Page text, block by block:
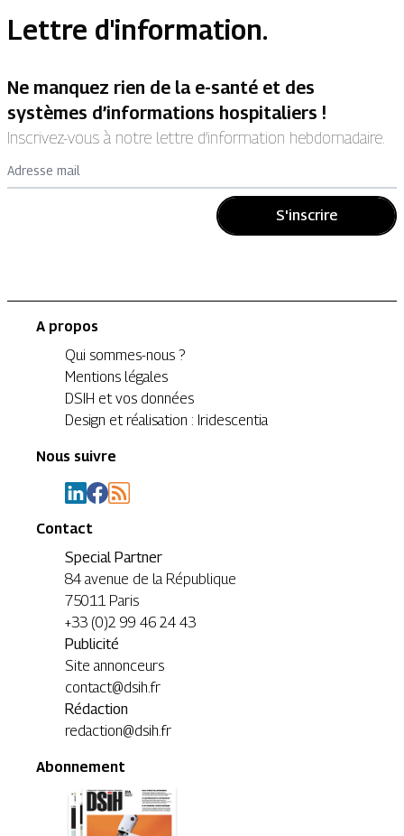
Lettre d'information.
Ne manquez rien de la e-santé et des
systèmes d’informations hospitaliers !
Inscrivez-vous à notre lettre d’information hebdomadaire.
Adresse mail
S'inscrire
A propos
Qui sommes-nous ?
Mentions légales
DSIH et vos données
Design et réalisation : Iridescentia
Nous suivre
Contact
Special Partner
84 avenue de la République
75011 Paris
+33 (0)2 99 46 24 43
Publicité
Site annonceurs
contact@dsih.fr
Rédaction
redaction@dsih.fr
Abonnement